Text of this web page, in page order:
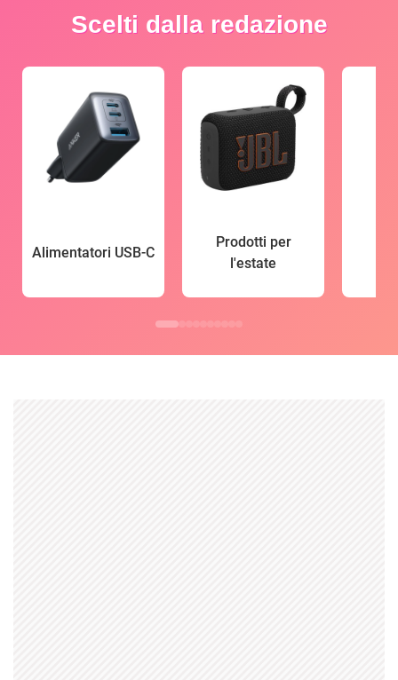
Scelti dalla redazione
Alimentatori USB-C
Prodotti per
l'estate